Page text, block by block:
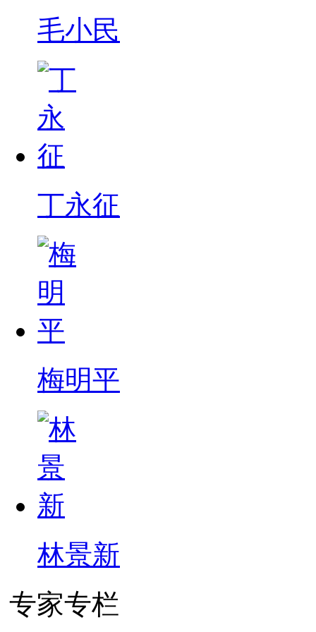
毛小民
丁永征
梅明平
林景新
专家专栏